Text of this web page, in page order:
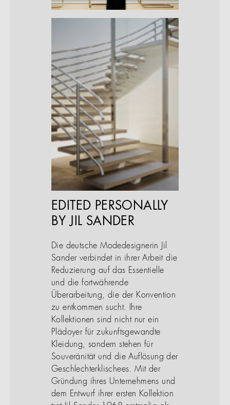
EDITED PERSONALLY
BY JIL SANDER
Die deutsche Modedesignerin Jil
Sander verbindet in ihrer Arbeit die
Reduzierung auf das Essentielle
und die fortwährende
Überarbeitung, die der Konvention
zu entkommen sucht. Ihre
Kollektionen sind nicht nur ein
Plädoyer für zukunftsgewandte
Kleidung, sondern stehen für
Souveränität und die Auflösung der
Geschlechterklischees. Mit der
Gründung ihres Unternehmens und
dem Entwurf ihrer ersten Kollektion